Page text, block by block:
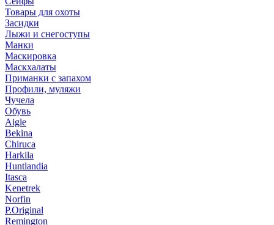
Товары для охоты
Засидки
Лыжи и снегоступы
Манки
Маскировка
Маскхалаты
Приманки с запахом
Профили, муляжи
Чучела
Обувь
Aigle
Bekina
Chiruсa
Harkila
Huntlandia
Itasca
Kenetrek
Norfin
P.Original
Remington